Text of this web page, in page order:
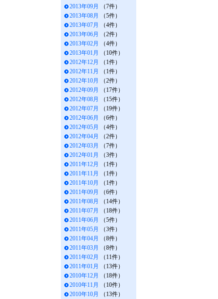
2013年09月
（7件）
2013年08月
（5件）
2013年07月
（4件）
2013年06月
（2件）
2013年02月
（4件）
2013年01月
（10件）
2012年12月
（1件）
2012年11月
（1件）
2012年10月
（2件）
2012年09月
（17件）
2012年08月
（15件）
2012年07月
（19件）
2012年06月
（6件）
2012年05月
（4件）
2012年04月
（2件）
2012年03月
（7件）
2012年01月
（3件）
2011年12月
（1件）
2011年11月
（1件）
2011年10月
（1件）
2011年09月
（6件）
2011年08月
（14件）
2011年07月
（18件）
2011年06月
（5件）
2011年05月
（3件）
2011年04月
（8件）
2011年03月
（8件）
2011年02月
（11件）
2011年01月
（13件）
2010年12月
（18件）
2010年11月
（10件）
2010年10月
（13件）